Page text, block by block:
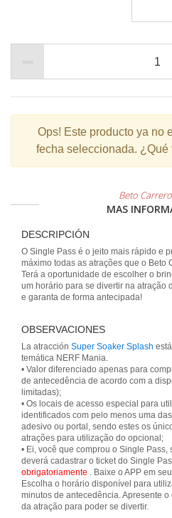
Ops! Este producto ya no
fecha seleccionada. ¿Qué
Beto
MAS
DESCRIPCIÓN
O Single Pass é o jeito mais rápido e
máximo todas as atrações que o Beto
Terá a oportunidade de escolher o
um horário para se divertir na atração
e garanta de forma antecipada!
OBSERVACIONES
La atracción Super Soaker Splash
temática NERF Mania.
• Valor diferenciado apenas para
de antecedência de acordo com a
limitadas);
• Os locais de acesso especial para
identificados com pelo menos uma
adesivo ou portal, sendo estes os
atrações para utilização do opcional;
• Ei, você que comprou o Single Pass,
deverá cadastrar o ticket do Single
obrigatoriamente . Baixe o APP em
Escolha o horário disponível para
minutos de antecedência. Apresente
da atração para poder se divertir.